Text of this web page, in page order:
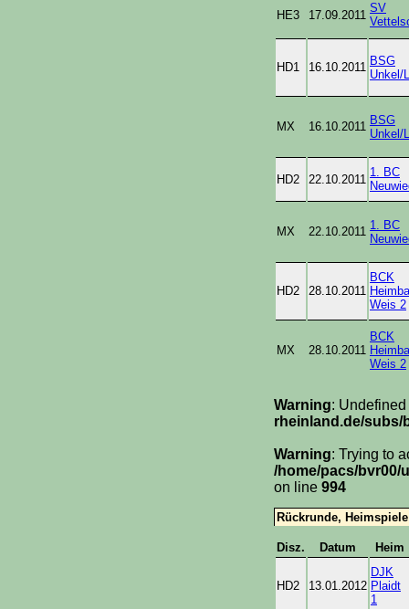
HE3 17.09.2011
SV
HD1 16.10.2011 BSG
Unkel/
MX 16.10.2011 BSG
Unkel/
HD2 22.10.2011
1. BC
MX 22.10.2011 1. BC
HD2 28.10.2011
BCK
Weis 2
MX 28.10.2011
BCK
Weis 2
Warning:
rheinland.de/subs/
Warning: Trying to
/home/pacs/bvr00/
on line 994
Rückrunde, Heimspiele
Disz. Datum Heim
HD2 13.01.2012
DJK
Plaidt
1